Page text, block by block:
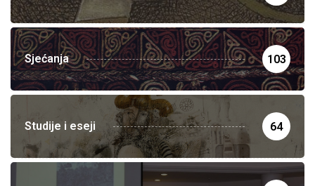
Sjećanja 103
Studije i eseji 64